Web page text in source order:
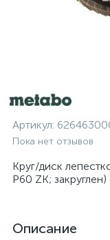
Артикул:
Пока нет отзывов
Круг/диск
P60 ZK;
Описание